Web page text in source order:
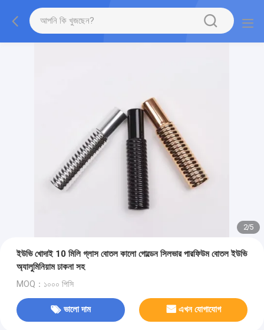
2/5
ইউভি খোদাই 10 মিলি গ্লাস বোতল কালো গোল্ডেন সিলভার পারফিউম বোতল ইউভি
অ্যালুমিনিয়াম ঢাকনা সহ
MOQ：১০০০ পিসি
ভালো দাম এখন যোগাযোগ